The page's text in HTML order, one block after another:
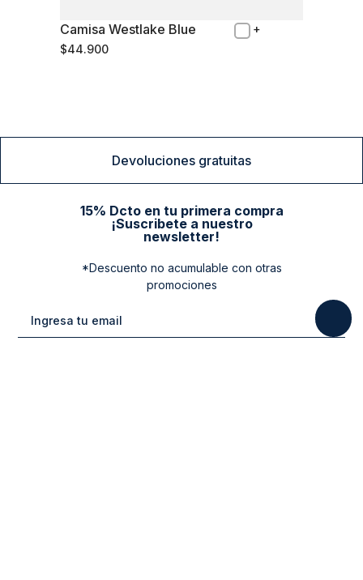
M
Camisa Westlake Blue
$44.900
Devoluciones gratuitas
15% Dcto en tu primera compra
¡Suscribete a nuestro
newsletter!
*Descuento no acumulable con otras
promociones